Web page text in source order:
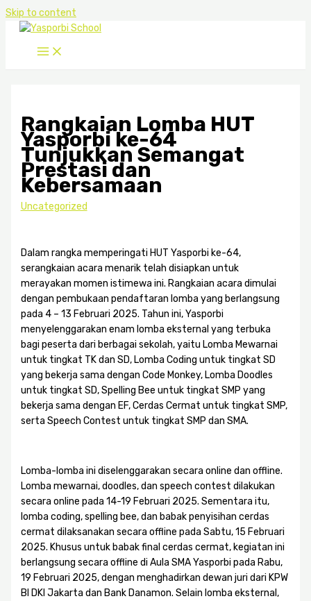
Skip to content
Rangkaian Lomba HUT
Yasporbi ke-64
Tunjukkan Semangat
Prestasi dan
Kebersamaan
Uncategorized
Dalam rangka memperingati HUT Yasporbi ke-64,
serangkaian acara menarik telah disiapkan untuk
merayakan momen istimewa ini. Rangkaian acara dimulai
dengan pembukaan pendaftaran lomba yang berlangsung
pada 4 – 13 Februari 2025. Tahun ini, Yasporbi
menyelenggarakan enam lomba eksternal yang terbuka
bagi peserta dari berbagai sekolah, yaitu Lomba Mewarnai
untuk tingkat TK dan SD, Lomba Coding untuk tingkat SD
yang bekerja sama dengan Code Monkey, Lomba Doodles
untuk tingkat SD, Spelling Bee untuk tingkat SMP yang
bekerja sama dengan EF, Cerdas Cermat untuk tingkat SMP,
serta Speech Contest untuk tingkat SMP dan SMA.
Lomba-lomba ini diselenggarakan secara online dan offline.
Lomba mewarnai, doodles, dan speech contest dilakukan
secara online pada 14-19 Februari 2025. Sementara itu,
lomba coding, spelling bee, dan babak penyisihan cerdas
cermat dilaksanakan secara offline pada Sabtu, 15 Februari
2025. Khusus untuk babak final cerdas cermat, kegiatan ini
berlangsung secara offline di Aula SMA Yasporbi pada Rabu,
19 Februari 2025, dengan menghadirkan dewan juri dari KPW
BI DKI Jakarta dan Bank Danamon. Selain lomba eksternal,